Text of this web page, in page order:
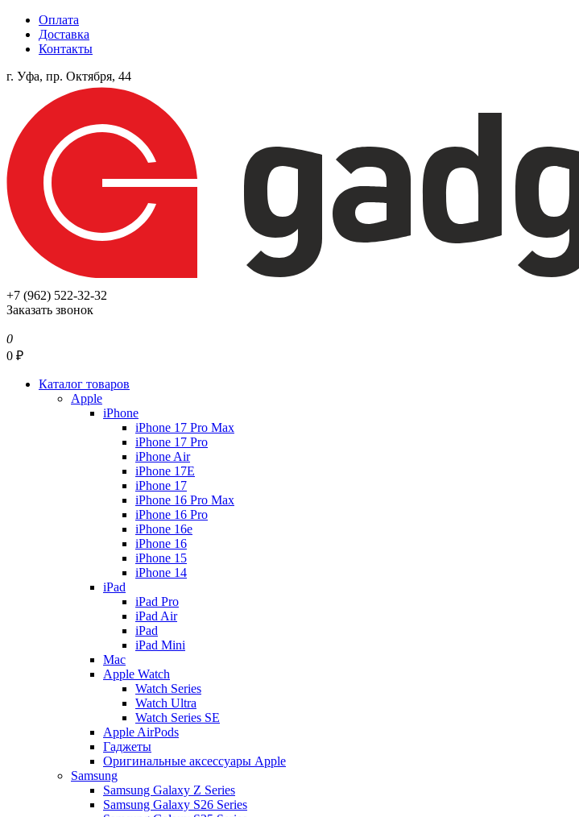
Оплата
Доставка
Контакты
г. Уфа, пр. Октября, 44
+7 (962) 522-32-32
Заказать звонок
0
0 ₽
Каталог товаров
Apple
iPhone
iPhone 17 Pro Max
iPhone 17 Pro
iPhone Air
iPhone 17E
iPhone 17
iPhone 16 Pro Max
iPhone 16 Pro
iPhone 16e
iPhone 16
iPhone 15
iPhone 14
iPad
iPad Pro
iPad Air
iPad
iPad Mini
Mac
Apple Watch
Watch Series
Watch Ultra
Watch Series SE
Apple AirPods
Гаджеты
Оригинальные аксессуары Apple
Samsung
Samsung Galaxy Z Series
Samsung Galaxy S26 Series